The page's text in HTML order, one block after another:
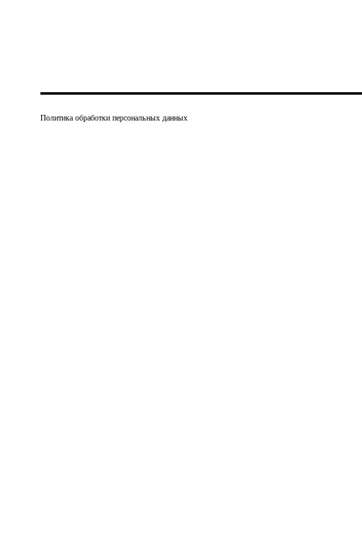
Политика обработки персональных данных